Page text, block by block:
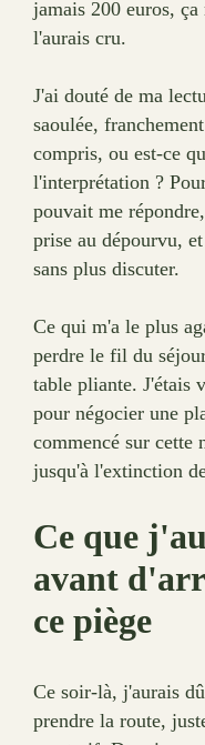
jamais 200 euros,
l'aurais cru.
J'ai douté de ma
saoulée,
compris, ou est-ce
l'interprétation ?
pouvait me
prise au dépourvu,
sans plus discuter.
Ce qui m'a le plus
perdre le fil du
table pliante. J'étais
pour négocier une
commencé sur cette
jusqu'à l'extinction
Ce que
avant
ce piège
Ce soir-là, j'aurais
prendre la route,